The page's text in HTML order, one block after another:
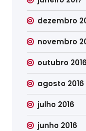
dezembro
novembro
outubro 2016
agosto 2016
julho 2016
junho 2016